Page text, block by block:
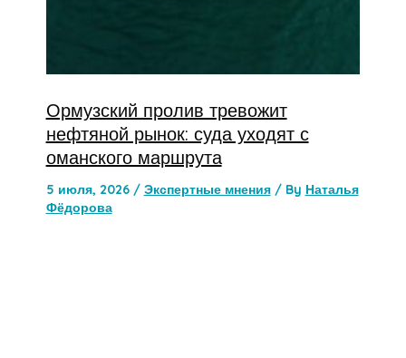
Ормузский пролив тревожит
нефтяной рынок: суда уходят с
оманского маршрута
5 июля, 2026 / Экспертные мнения/ By Наталья
Фёдорова